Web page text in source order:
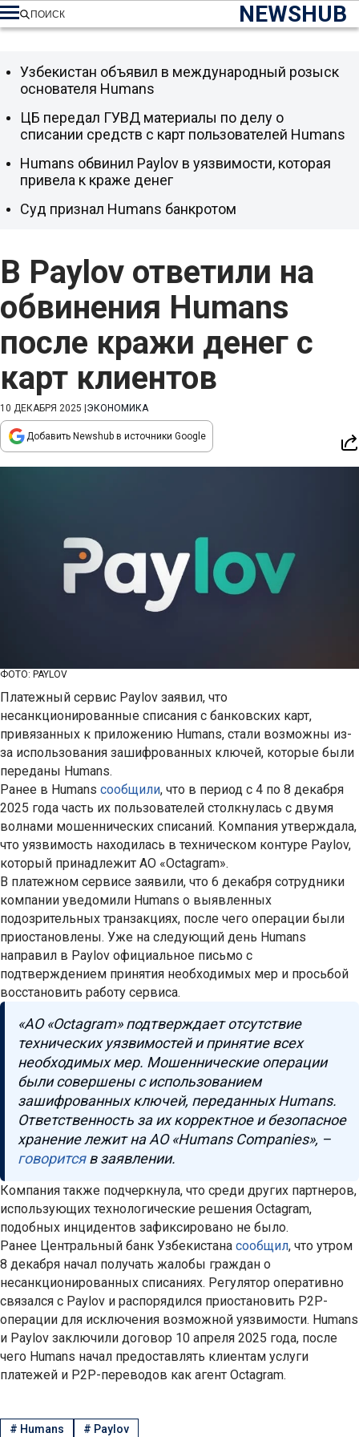
NEWSHUB
ПОИСК
В Paylov ответили на
обвинения Humans
после кражи денег с
карт клиентов
10 ДЕКАБРЯ 2025 ЭКОНОМИКА
Добавить Newshub в источники Google
ФОТО: PAYLOV
Платежный сервис Paylov заявил, что
несанкционированные списания с банковских карт,
привязанных к приложению Humans, стали возможны из-
за использования зашифрованных ключей, которые были
переданы Humans.
Ранее в Humans сообщили, что в период с 4 по 8 декабря
2025 года часть их пользователей столкнулась с двумя
волнами мошеннических списаний. Компания утверждала,
что уязвимость находилась в техническом контуре Paylov,
который принадлежит АО «Octagram».
В платежном сервисе заявили, что 6 декабря сотрудники
компании уведомили Humans о выявленных
подозрительных транзакциях, после чего операции были
приостановлены. Уже на следующий день Humans
направил в Paylov официальное письмо с
подтверждением принятия необходимых мер и просьбой
восстановить работу сервиса.
«АО «Octagram» подтверждает отсутствие
технических уязвимостей и принятие всех
необходимых мер. Мошеннические операции
были совершены с использованием
зашифрованных ключей, переданных Humans.
Ответственность за их корректное и безопасное
хранение лежит на АО «Humans Companies», –
говоритсяв заявлении.
Компания также подчеркнула, что среди других партнеров,
использующих технологические решения Octagram,
подобных инцидентов зафиксировано не было.
Ранее Центральный банк Узбекистана сообщил, что утром
8 декабря начал получать жалобы граждан о
несанкционированных списаниях. Регулятор оперативно
связался с Paylov и распорядился приостановить P2P-
операции для исключения возможной уязвимости. Humans
и Paylov заключили договор 10 апреля 2025 года, после
чего Humans начал предоставлять клиентам услуги
платежей и P2P-переводов как агент Octagram.
Узбекистан объявил в международный розыск
основателя Humans
ЦБ передал ГУВД материалы по делу о
списании средств с карт пользователей Humans
Humans обвинил Paylov в уязвимости, которая
привела к краже денег
Суд признал Humans банкротом
# Humans # Paylov